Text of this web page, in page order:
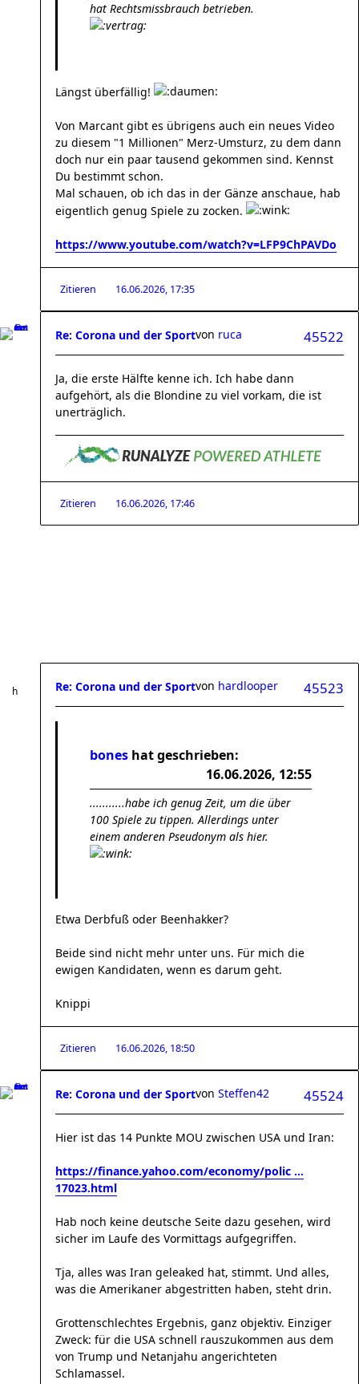
hat Rechtsmissbrauch betrieben.
Längst überfällig!
Von Marcant gibt es übrigens auch ein neues Video
zu diesem "1 Millionen" Merz-Umsturz, zu dem dann
doch nur ein paar tausend gekommen sind. Kennst
Du bestimmt schon.
Mal schauen, ob ich das in der Gänze anschaue, hab
eigentlich genug Spiele zu zocken.
https://www.youtube.com/watch?v=LFP9ChPAVDo
Zitieren 16.06.2026, 17:35
Re: Corona und der Sport 45522
von ruca
Ja, die erste Hälfte kenne ich. Ich habe dann
aufgehört, als die Blondine zu viel vorkam, die ist
unerträglich.
Zitieren 16.06.2026, 17:46
Re: Corona und der Sport 45523
von hardlooper
bones hat geschrieben:
16.06.2026, 12:55
...........habe ich genug Zeit, um die über
100 Spiele zu tippen. Allerdings unter
einem anderen Pseudonym als hier.
Etwa Derbfuß oder Beenhakker?
Beide sind nicht mehr unter uns. Für mich die
ewigen Kandidaten, wenn es darum geht.
Knippi
Zitieren 16.06.2026, 18:50
Re: Corona und der Sport 45524
von Steffen42
Hier ist das 14 Punkte MOU zwischen USA und Iran:
https://finance.yahoo.com/economy/polic ...
17023.html
Hab noch keine deutsche Seite dazu gesehen, wird
sicher im Laufe des Vormittags aufgegriffen.
Tja, alles was Iran geleaked hat, stimmt. Und alles,
was die Amerikaner abgestritten haben, steht drin.
Grottenschlechtes Ergebnis, ganz objektiv. Einziger
Zweck: für die USA schnell rauszukommen aus dem
von Trump und Netanjahu angerichteten
Schlamassel.